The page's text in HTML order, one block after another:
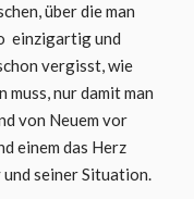
über die man
einzigartig und
vergisst, wie
nur damit man
von Neuem vor
einem das Herz
und seiner Situation.